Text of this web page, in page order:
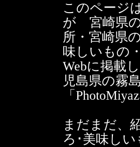
このページ
が 宮崎県の
所・宮崎県
味しいもの
Webに掲載
児島県の霧
「
まだまだ、
ろ･美味し